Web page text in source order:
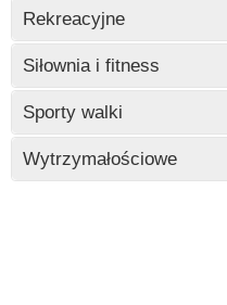
Wczytywanie
Rekreacyjne
Wczytywanie
Siłownia i fitness
Wczytywanie
Sporty walki
Wczytywanie
Wytrzymałościowe